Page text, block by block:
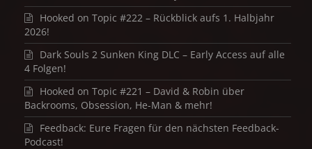
Hooked on Topic #222 – Rückblick aufs 1. Halbjahr
2026!
Dark Souls 2 Sunken King DLC – Early Access auf alle
4 Folgen!
Hooked on Topic #221 – David & Robin über
Backrooms, Obsession, He-Man & mehr!
Feedback: Eure Fragen für den nächsten Feedback-
Podcast!